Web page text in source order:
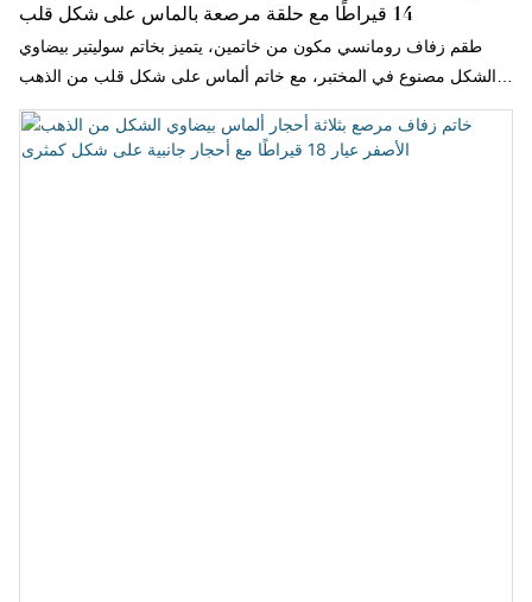
14 قيراطًا مع حلقة مرصعة بالماس على شكل قلب
طقم زفاف رومانسي مكون من خاتمين، يتميز بخاتم سوليتير بيضاوي
الشكل مصنوع في المختبر، مع خاتم ألماس على شكل قلب من الذهب
الأصفر اللامع عيار 14 قيراطًا. تصميم أنيق وجذاب، مصمم ليلفت الأنظار.